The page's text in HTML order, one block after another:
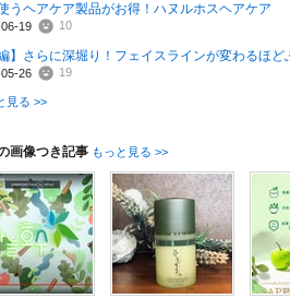
うヘアケア製品がお得！ハヌルホスヘアケア
19 10
26 19
見る >>
画像つき記事 もっと見る >>